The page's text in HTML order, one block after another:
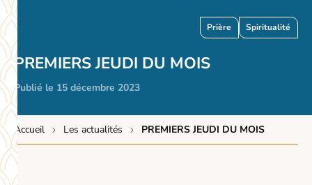
Prière Spiritualité
PREMIERS JEUDI DU MOIS
Publié le 15 décembre 2023
Accueil Les actualités PREMIERS JEUDI DU MOIS